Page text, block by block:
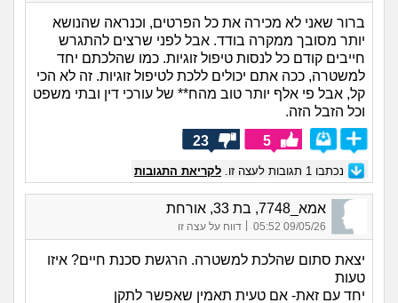
ברור שאני לא מכירה את כל הפרטים, וכנראה שהנושא
יותר מסובך ממקרה בודד. אבל לפני שרצים להתגרש
חייבים קודם כל לנסות טיפול זוגיות. כמו שהלכתם יחד
למשטרה, ככה אתם יכולים ללכת לטיפול זוגיות. זה לא הכי
קל, אבל פי אלף יותר טוב מהח** של עורכי דין ובתי משפט
וכל הזבל הזה.
5
23
נכתבו 1 תגובות לעצה זו. לקריאת התגובות
אמא_7748, בת 33, אורחת
09/05/26 05:52 דווח על עצה זו
יצאת סתום שהלכת למשטרה. הרגשת סכנת חיים? איזו
טעות
יחד עם זאת- אם טעית תאמין שאפשר לתקן